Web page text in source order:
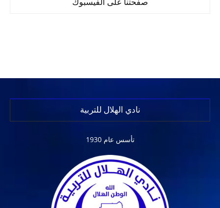
صفحتنا على الفيسبوك
نادي الهلال للتربية
تأسس عام 1930